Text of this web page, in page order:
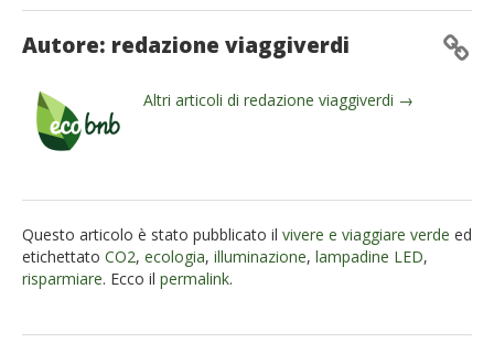
Autore: redazione viaggiverdi
Altri articoli di redazione viaggiverdi →
Questo articolo è stato pubblicato il vivere e viaggiare verde ed
etichettato CO2, ecologia, illuminazione, lampadine LED,
risparmiare. Ecco il permalink.